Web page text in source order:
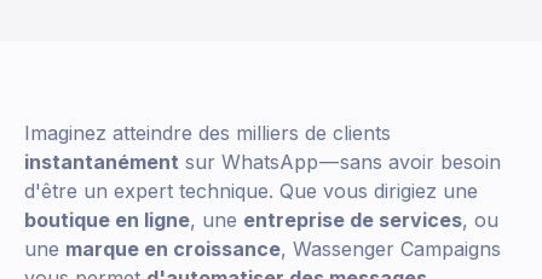
Imaginez atteindre des milliers de clients
instantanément sur WhatsApp — sans avoir besoin
d'être un expert technique. Que vous dirigiez une
boutique en ligne, une entreprise de services, ou
une marque en croissance, Wassenger Campaigns